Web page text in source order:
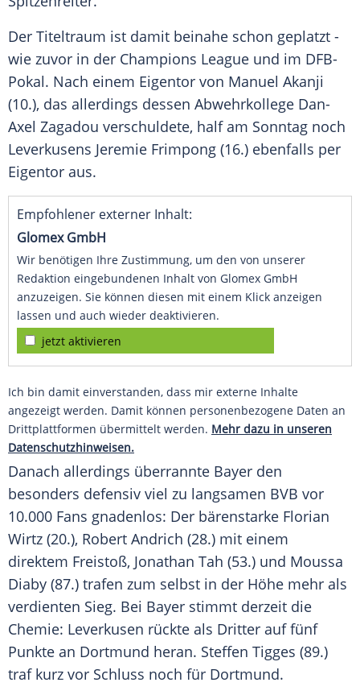
Der Titeltraum ist damit beinahe schon geplatzt -
wie zuvor in der Champions League und im DFB-
Pokal. Nach einem Eigentor von Manuel Akanji
(10.), das allerdings dessen Abwehrkollege Dan-
Axel Zagadou verschuldete, half am Sonntag noch
Leverkusens Jeremie Frimpong (16.) ebenfalls per
Eigentor aus.
Empfohlener externer Inhalt:
Glomex GmbH
Wir benötigen Ihre Zustimmung, um den von unserer
Redaktion eingebundenen Inhalt von Glomex GmbH
anzuzeigen. Sie können diesen mit einem Klick anzeigen
lassen und auch wieder deaktivieren.
jetzt aktivieren
Ich bin damit einverstanden, dass mir externe Inhalte
angezeigt werden. Damit können personenbezogene Daten an
Drittplattformen übermittelt werden. Mehr dazu in unseren
Datenschutzhinweisen.
Danach allerdings überrannte Bayer den
besonders defensiv viel zu langsamen BVB vor
10.000 Fans gnadenlos: Der bärenstarke Florian
Wirtz (20.), Robert Andrich (28.) mit einem
direktem Freistoß, Jonathan Tah (53.) und Moussa
Diaby (87.) trafen zum selbst in der Höhe mehr als
verdienten Sieg. Bei Bayer stimmt derzeit die
Chemie: Leverkusen rückte als Dritter auf fünf
Punkte an Dortmund heran. Steffen Tigges (89.)
traf kurz vor Schluss noch für Dortmund.